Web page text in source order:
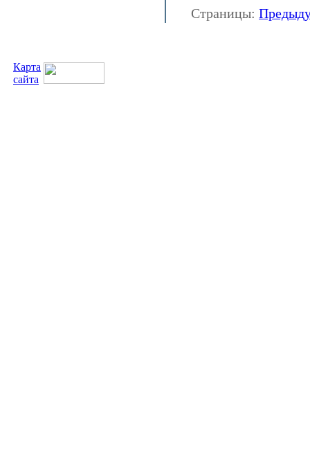
Страницы:
Карта
сайта